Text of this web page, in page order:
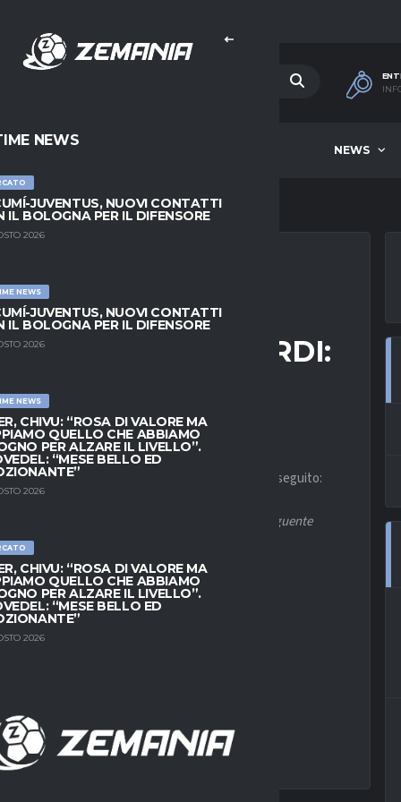
NEWS
NEWS
JUVENTUS, NUOVI CONTATTI
IL BOLOGNA PER IL DIFENSORE
2026
NEWS
JUVENTUS, NUOVI CONTATTI
IL BOLOGNA PER IL DIFENSORE
2026
NEWS
CHIVU: “ROSA DI VALORE MA
QUELLO CHE ABBIAMO
PER ALZARE IL LIVELLO”.
“MESE BELLO ED
2026
CHIVU: “ROSA DI VALORE MA
QUELLO CHE ABBIAMO
PER ALZARE IL LIVELLO”.
“MESE BELLO ED
2026
RINNOVA E
DEI NEROVERDI:
il rinnovo di Eccolo di seguito:
contrattuale delle prestazioni sportive del seguente
Giugno 2026″.
in programma sabato a Cagliari.